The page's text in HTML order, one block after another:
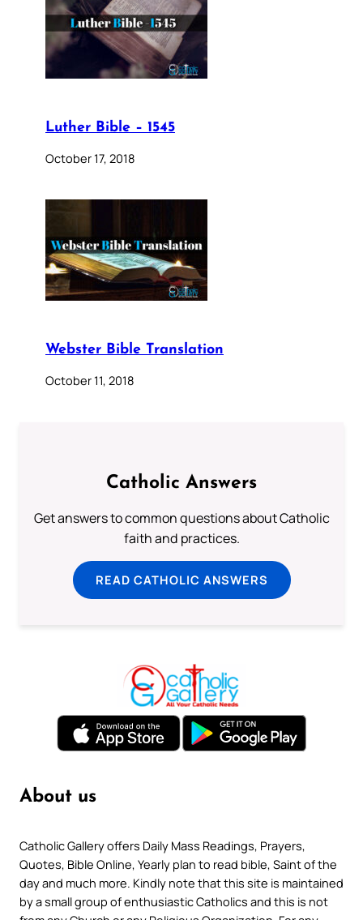
Luther Bible – 1545
October 17, 2018
Webster Bible Translation
October 11, 2018
Catholic Answers
Get answers to common questions about Catholic
faith and practices.
READ CATHOLIC ANSWERS
About us
Catholic Gallery offers Daily Mass Readings, Prayers,
Quotes, Bible Online, Yearly plan to read bible, Saint of the
day and much more. Kindly note that this site is maintained
by a small group of enthusiastic Catholics and this is not